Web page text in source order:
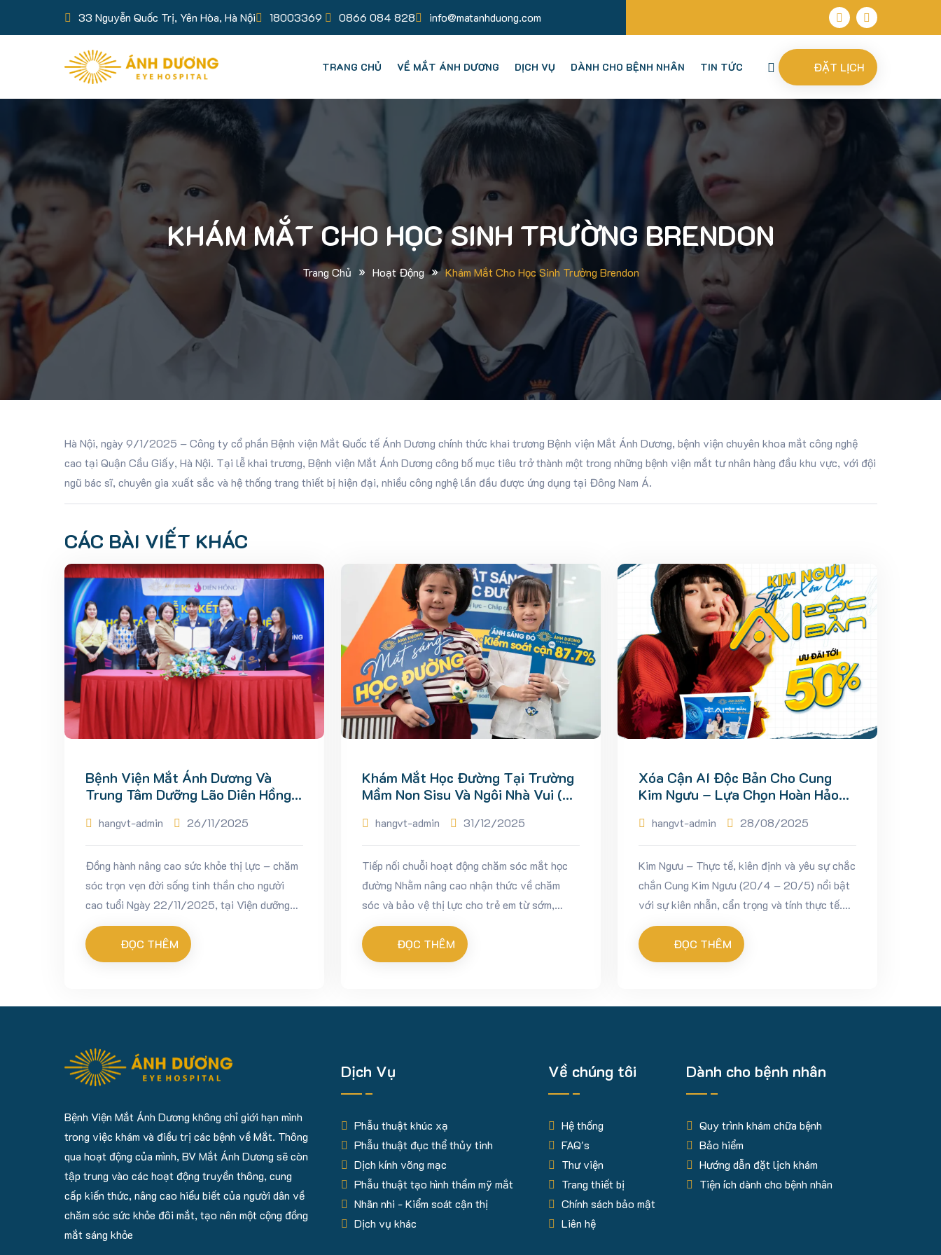
33 Nguyễn Quốc Trị, Yên Hòa, Hà Nội 18003369 0866 084 828 info@matanhduong.com
TRANG CHỦ VỀ MẮT ÁNH DƯƠNG DỊCH VỤ DÀNH CHO BỆNH NHÂN TIN TỨC ĐẶT LỊCH
KHÁM MẮT CHO HỌC SINH TRƯỜNG BRENDON
Trang Chủ » Hoạt Động » Khám Mắt Cho Học Sinh Trường Brendon
Hà Nội, ngày 9/1/2025 – Công ty cổ phần Bệnh viện Mắt Quốc tế Ánh Dương chính thức khai trương Bệnh viện Mắt Ánh Dương, bệnh viện chuyên khoa mắt công nghệ
cao tại Quận Cầu Giấy, Hà Nội. Tại lễ khai trương, Bệnh viện Mắt Ánh Dương công bố mục tiêu trở thành một trong những bệnh viện mắt tư nhân hàng đầu khu vực, với đội
ngũ bác sĩ, chuyên gia xuất sắc và hệ thống trang thiết bị hiện đại, nhiều công nghệ lần đầu được ứng dụng tại Đông Nam Á.
CÁC BÀI VIẾT KHÁC
Bệnh Viện Mắt Ánh Dương Và
Trung Tâm Dưỡng Lão Diên Hồng
Diệnhangvt-admin 26/11/2025
Đồng hành nâng cao sức khỏe thị lực – chăm
sóc trọn vẹn đời sống tinh thần cho người
cao tuổi Ngày 22/11/2025, tại Viện dưỡng
lão Diên Hồng – cơ sở Thanh Hà (Thanh Oai,
Hà Nội), Bệnh...
ĐỌC THÊM
Khám Mắt Học Đường Tại Trường
Mầm Non Sisu Và Ngôi Nhà Vui (Hệ
Trình “Mắt Sáng Học Đường”
hangvt-admin 31/12/2025
Tiếp nối chuỗi hoạt động chăm sóc mắt học
đường Nhằm nâng cao nhận thức về chăm
sóc và bảo vệ thị lực cho trẻ em từ sớm,
chương trình “Mắt sáng học đường” tiếp tục
được triển khai...
ĐỌC THÊM
Xóa Cận AI Độc Bản Cho Cung
Kim Ngưu – Lựa Chọn Hoàn Hảo
hangvt-admin 28/08/2025
Kim Ngưu – Thực tế, kiên định và yêu sự chắc
chắn Cung Kim Ngưu (20/4 – 20/5) nổi bật
với sự kiên nhẫn, cẩn trọng và tính thực tế.
Họ không dễ dàng đưa ra quyết định mà...
ĐỌC THÊM
Bệnh Viện Mắt Ánh Dương không chỉ giới hạn mình
trong việc khám và điều trị các bệnh về Mắt. Thông
qua hoạt động của mình, BV Mắt Ánh Dương sẽ còn
tập trung vào các hoạt động truyền thông, cung
cấp kiến thức, nâng cao hiểu biết của người dân về
chăm sóc sức khỏe đôi mắt, tạo nên một cộng đồng
mắt sáng khỏe
Dịch Vụ
Phẫu thuật khúc xạ
Phẫu thuật đục thể thủy tinh
Dịch kính võng mạc
Phẫu thuật tạo hình thẩm mỹ mắt
Nhãn nhi - Kiểm soát cận thị
Dịch vụ khác
Về chúng tôi
Hệ thống
FAQ's
Thư viện
Trang thiết bị
Chính sách bảo mật
Liên hệ
Dành cho bệnh nhân
Quy trình khám chữa bệnh
Bảo hiểm
Hướng dẫn đặt lịch khám
Tiện ích dành cho bệnh nhân